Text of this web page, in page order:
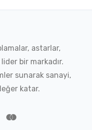
astarlar,
bir markadır.
sunarak sanayi,
katar.